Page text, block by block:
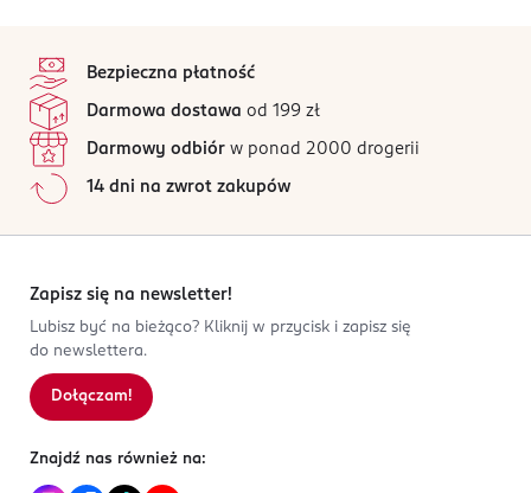
Bezpieczna płatność
Darmowa dostawa od 199 zł
Darmowy odbiór w ponad 2000 drogerii
14 dni na zwrot zakupów
Zapisz się na newsletter!
Lubisz być na bieżąco? Kliknij w przycisk i zapisz się
do newslettera.
Dołączam!
Znajdź nas również na: